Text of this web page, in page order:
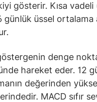
gösterir. Kısa
üssel ortalama
denge
hareket eder. 12
değerinden
MACD sıfır